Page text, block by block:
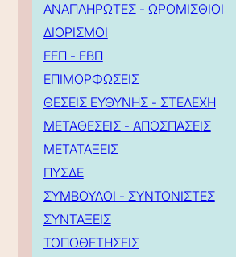
ΑΝΑΠΛΗΡΩΤΕΣ - ΩΡΟΜΙΣΘΙΟΙ
ΔΙΟΡΙΣΜΟΙ
ΕΕΠ - ΕΒΠ
ΕΠΙΜΟΡΦΩΣΕΙΣ
ΘΕΣΕΙΣ ΕΥΘΥΝΗΣ - ΣΤΕΛΕΧΗ
ΜΕΤΑΘΕΣΕΙΣ - ΑΠΟΣΠΑΣΕΙΣ
ΜΕΤΑΤΑΞΕΙΣ
ΠΥΣΔΕ
ΣΥΜΒΟΥΛΟΙ - ΣΥΝΤΟΝΙΣΤΕΣ
ΣΥΝΤΑΞΕΙΣ
ΤΟΠΟΘΕΤΗΣΕΙΣ